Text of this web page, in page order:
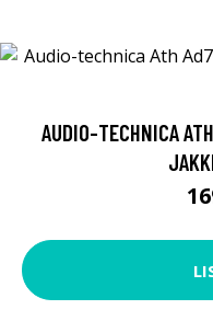
AUDIO-TECHNICA